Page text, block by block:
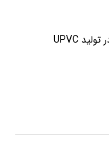
علت تفاوت قیمت شرکت های مختلف در تولید UPVC